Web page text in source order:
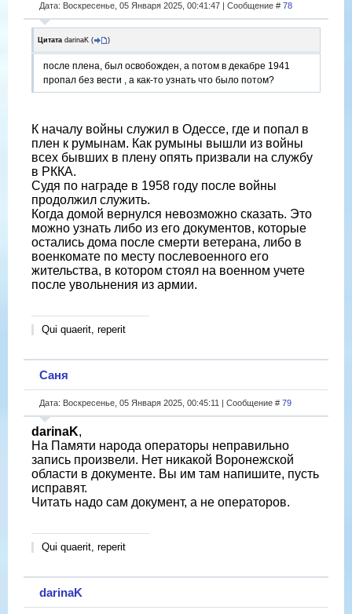
Дата: Воскресенье, 05 Января 2025, 00:41:47 | Сообщение # 78
Цитата darinaK ( )
после плена, был освобожден, а потом в декабре 1941
пропал без вести , а как-то узнать что было потом?
К началу войны служил в Одессе, где и попал в
плен к румынам. Как румыны вышли из войны
всех бывших в плену опять призвали на службу
в РККА.
Судя по награде в 1958 году после войны
продолжил служить.
Когда домой вернулся невозможно сказать. Это
можно узнать либо из его документов, которые
остались дома после смерти ветерана, либо в
военкомате по месту послевоенного его
жительства, в котором стоял на военном учете
после увольнения из армии.
Qui quaerit, reperit
Саня
Дата: Воскресенье, 05 Января 2025, 00:45:11 | Сообщение # 79
darinaK,
На Памяти народа операторы неправильно
запись произвели. Нет никакой Воронежской
области в документе. Вы им там напишите, пусть
исправят.
Читать надо сам документ, а не операторов.
Qui quaerit, reperit
darinaK